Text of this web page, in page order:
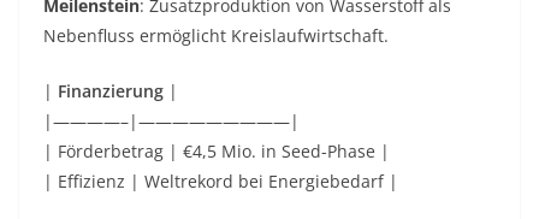
Meilenstein: Zusatzproduktion von Wasserstoffals
Nebenfluss ermöglicht Kreislaufwirtschaft.
| Finanzierung |
|————–|—————————|
| Förderbetrag | €4,5 Mio. in Seed-Phase |
| Effizienz | Weltrekord bei Energiebedarf |